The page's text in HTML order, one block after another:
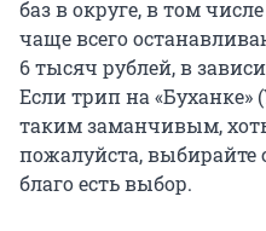
баз в округе, в том
чаще всего
6 тысяч рублей, в
Если трип на «Буханке»
таким заманчивым,
пожалуйста,
благо есть выбор.